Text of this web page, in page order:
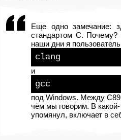
Еще одно замечание:
стандартом C. Почему?
наши дни я
clang
и
gcc
под Windows. Между
чём мы говорим. В
упомянул, включает в